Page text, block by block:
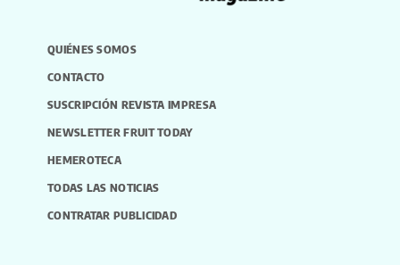
QUIÉNES SOMOS
CONTACTO
SUSCRIPCIÓN REVISTA IMPRESA
NEWSLETTER FRUIT TODAY
HEMEROTECA
TODAS LAS NOTICIAS
CONTRATAR PUBLICIDAD